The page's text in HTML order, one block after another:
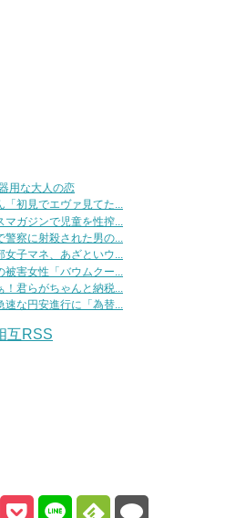
用な大人の恋
「初見でエヴァ見てた...
マガジンで児童を性搾...
警察に射殺された男の...
女子マネ、あざといウ...
被害女性「バウムクー...
！君らがちゃんと納税...
な円安進行に「為替...
互RSS